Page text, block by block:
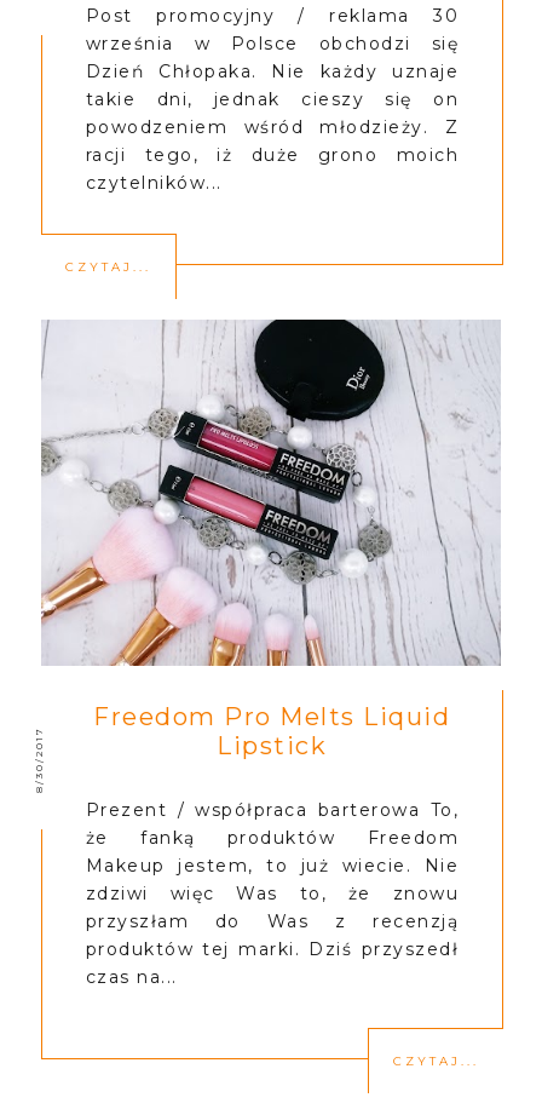
Post promocyjny / reklama 30
września w Polsce obchodzi się
Dzień Chłopaka. Nie każdy uznaje
takie dni, jednak cieszy się on
powodzeniem wśród młodzieży. Z
racji tego, iż duże grono moich
czytelników...
CZYTAJ...
8/30/2017
Freedom Pro Melts Liquid
Lipstick
Prezent / współpraca barterowa To,
że fanką produktów Freedom
Makeup jestem, to już wiecie. Nie
zdziwi więc Was to, że znowu
przyszłam do Was z recenzją
produktów tej marki. Dziś przyszedł
czas na...
CZYTAJ...